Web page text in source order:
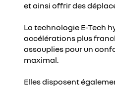
et ainsi offrir des
La technologie E-Tech
accélérations plus
assouplies pour un
maximal.
Elles disposent